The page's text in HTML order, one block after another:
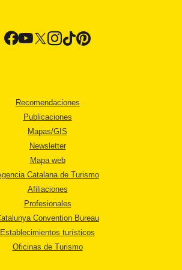
Recomendaciones
Publicaciones
Mapas/GIS
Newsletter
Mapa web
Catalana de Turismo
Afiliaciones
Profesionales
Convention Bureau
Establecimientos turísticos
Oficinas de Turismo